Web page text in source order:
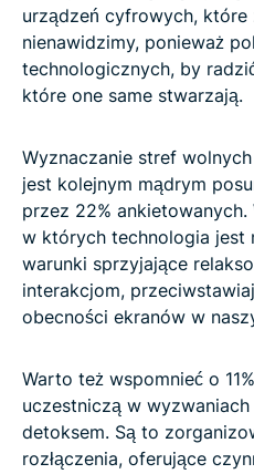
urządzeń cyfrowych, które
nienawidzimy, ponieważ
technologicznych, by
które one same stwarzają.
Wyznaczanie stref
jest kolejnym mądrym
przez 22%
w których technologia jest
warunki sprzyjające
interakcjom,
obecności ekranów w
Warto też wspomnieć o
uczestniczą w
detoksem. Są to
rozłączenia, oferujące